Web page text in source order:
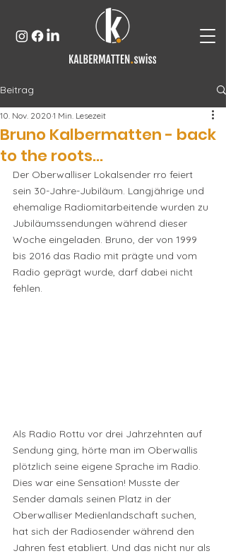
Beitrag
Bruno Kalbermatten - back
to the roots...
10. Nov. 2020 1 Min. Lesezeit
Der Oberwalliser Lokalsender rro feiert
sein 30-Jahre-Jubiläum. Langjährige und
ehemalige Radiomitarbeitende wurden zu
Jubiläumssendungen während dieser
Woche eingeladen. Bruno, der von 1999
bis 2016 das Radio mit prägte und vom
Radio geprägt wurde, darf dabei nicht
fehlen.
Als Radio Rottu vor drei Jahrzehnten auf
Sendung ging, hörte man im Oberwallis
plötzlich seine eigene Sprache im Radio.
Dies war eine Sensation! Musste der
Sender damals seinen Platz in der
Oberwalliser Medienlandschaft suchen,
hat sich der Radiosender während den
Jahren fest etabliert. Und das nicht nur als